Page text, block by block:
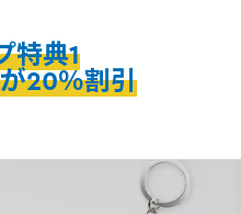
特典1
20％割引